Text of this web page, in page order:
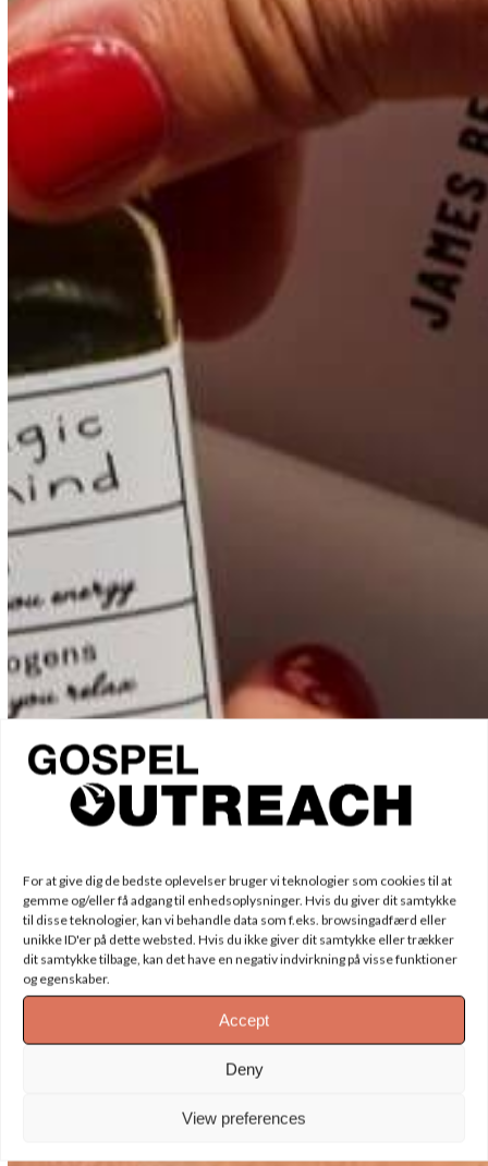
For at give dig de bedste oplevelser bruger vi teknologier som cookies til at
gemme og/eller få adgang til enhedsoplysninger. Hvis du giver dit samtykke
til disse teknologier, kan vi behandle data som f.eks. browsingadfærd eller
unikke ID'er på dette websted. Hvis du ikke giver dit samtykke eller trækker
dit samtykke tilbage, kan det have en negativ indvirkning på visse funktioner
og egenskaber.
Accept
Deny
View preferences